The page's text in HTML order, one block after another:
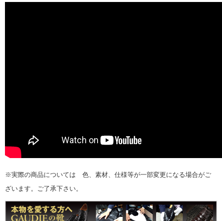
※実際の商品については 色、素材、仕様等が一部変更になる場合がご
ざいます。ご了承下さい。